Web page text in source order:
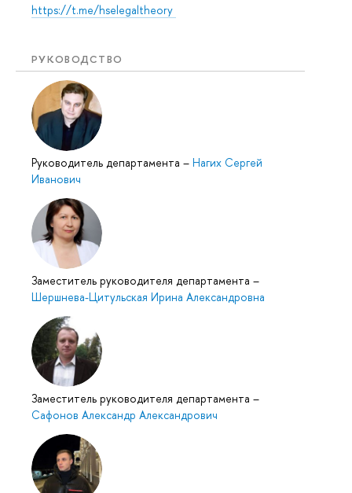
https://t.me/hselegaltheory
РУКОВОДСТВО
Руководитель департамента – Нагих Сергей
Иванович
Заместитель руководителя департамента –
Шершнева-Цитульская Ирина Александровна
Заместитель руководителя департамента –
Сафонов Александр Александрович